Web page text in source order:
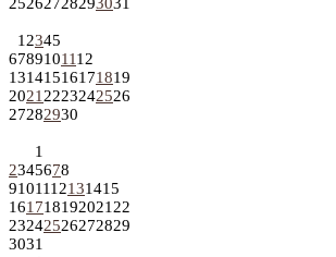
1 2345
6789101112
13141516171819
2021 2223242526
27282930
1
2345678
9101112131415
161718192021 22
23242526272829
3031